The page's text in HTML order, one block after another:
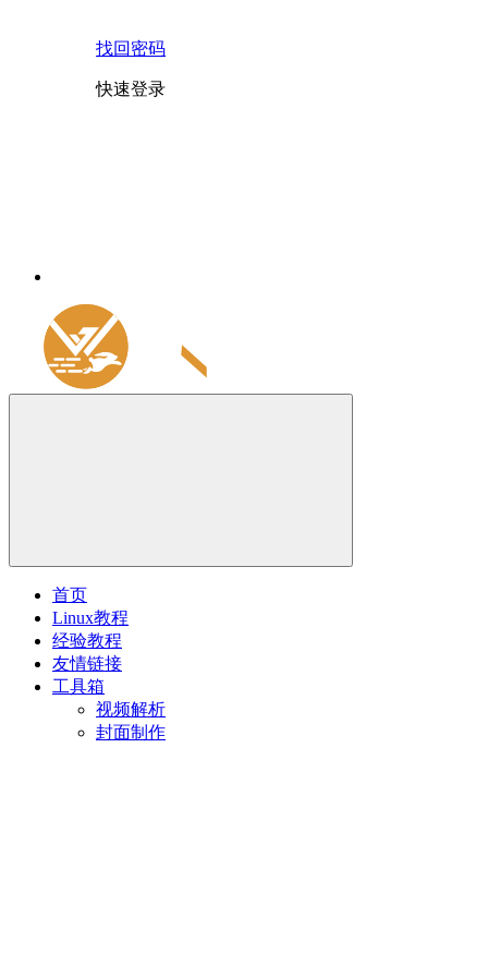
找回密码
快速登录
首页
Linux教程
经验教程
友情链接
工具箱
视频解析
封面制作